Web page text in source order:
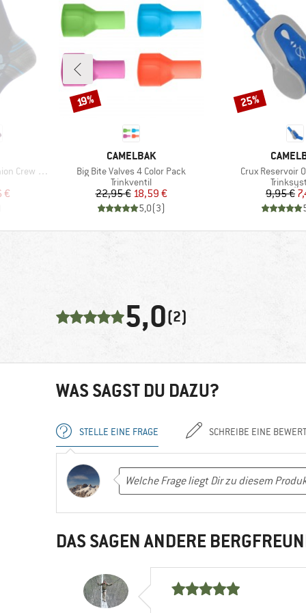
Socks
Preis
€
MARKE
CAMELBAK
Artikel
Big Bite Valves 4 Color Pack
Produktgruppe
Trinkventil
Preis
22,95 €reduzierter Preis
18,59 €
5,0(3)
Rabatt
19%
MARKE
Artikel
Crux Reservoir
9,95 €
Rabatt
25%
5,0(2)
WAS SAGST DU DAZU?
STELLE EINE FRAGE SCHREIBE EINE
DAS SAGEN ANDERE